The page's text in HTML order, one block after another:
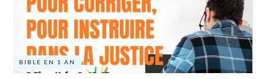
BIBLE EN 1 AN